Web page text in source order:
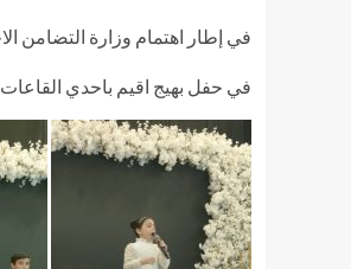
في إطار اهتمام وزارة التضامن
في حفل بهيج اقيم باحدي